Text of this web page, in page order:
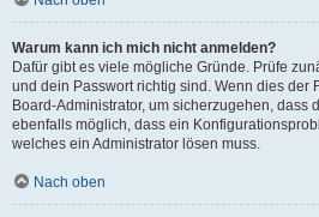
Warum kann ich mich nicht anmelden?
Dafür gibt es viele mögliche Gründe. Prüfe
und dein Passwort richtig sind. Wenn dies der
Board-Administrator, um sicherzugehen, dass
ebenfalls möglich, dass ein
welches ein Administrator lösen muss.
Nach oben